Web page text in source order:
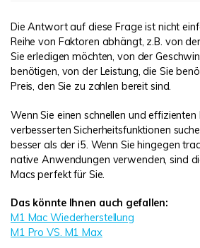
Die Antwort auf diese Frage ist nicht
Reihe von Faktoren abhängt, z.B. von
Sie erledigen möchten, von der
benötigen, von der Leistung, die Sie
Preis, den Sie zu zahlen bereit sind.
Wenn Sie einen schnellen und
verbesserten Sicherheitsfunktionen
besser als der i5. Wenn Sie hingegen
native Anwendungen verwenden, sind
Macs perfekt für Sie.
Das könnte Ihnen auch gefallen:
M1 Mac Wiederherstellung
M1 Pro VS. M1 Max